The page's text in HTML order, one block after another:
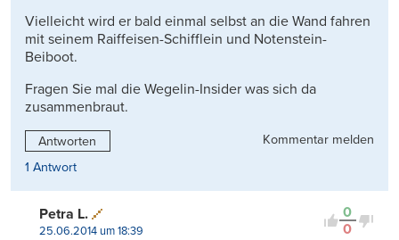
Vielleicht wird er bald einmal selbst an die Wand fahren
mit seinem Raiffeisen-Schifflein und Notenstein-
Beiboot.
Fragen Sie mal die Wegelin-Insider was sich da
zusammenbraut.
Antworten
Kommentar melden
1 Antwort
0
0
Petra L.
25.06.2014 um 18:39